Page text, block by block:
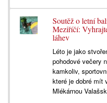
Soutěž o letní
Meziříčí:
láhev
Léto je jako
pohodové večery
kamkoliv,
které je dobré mít
Mlékárnou